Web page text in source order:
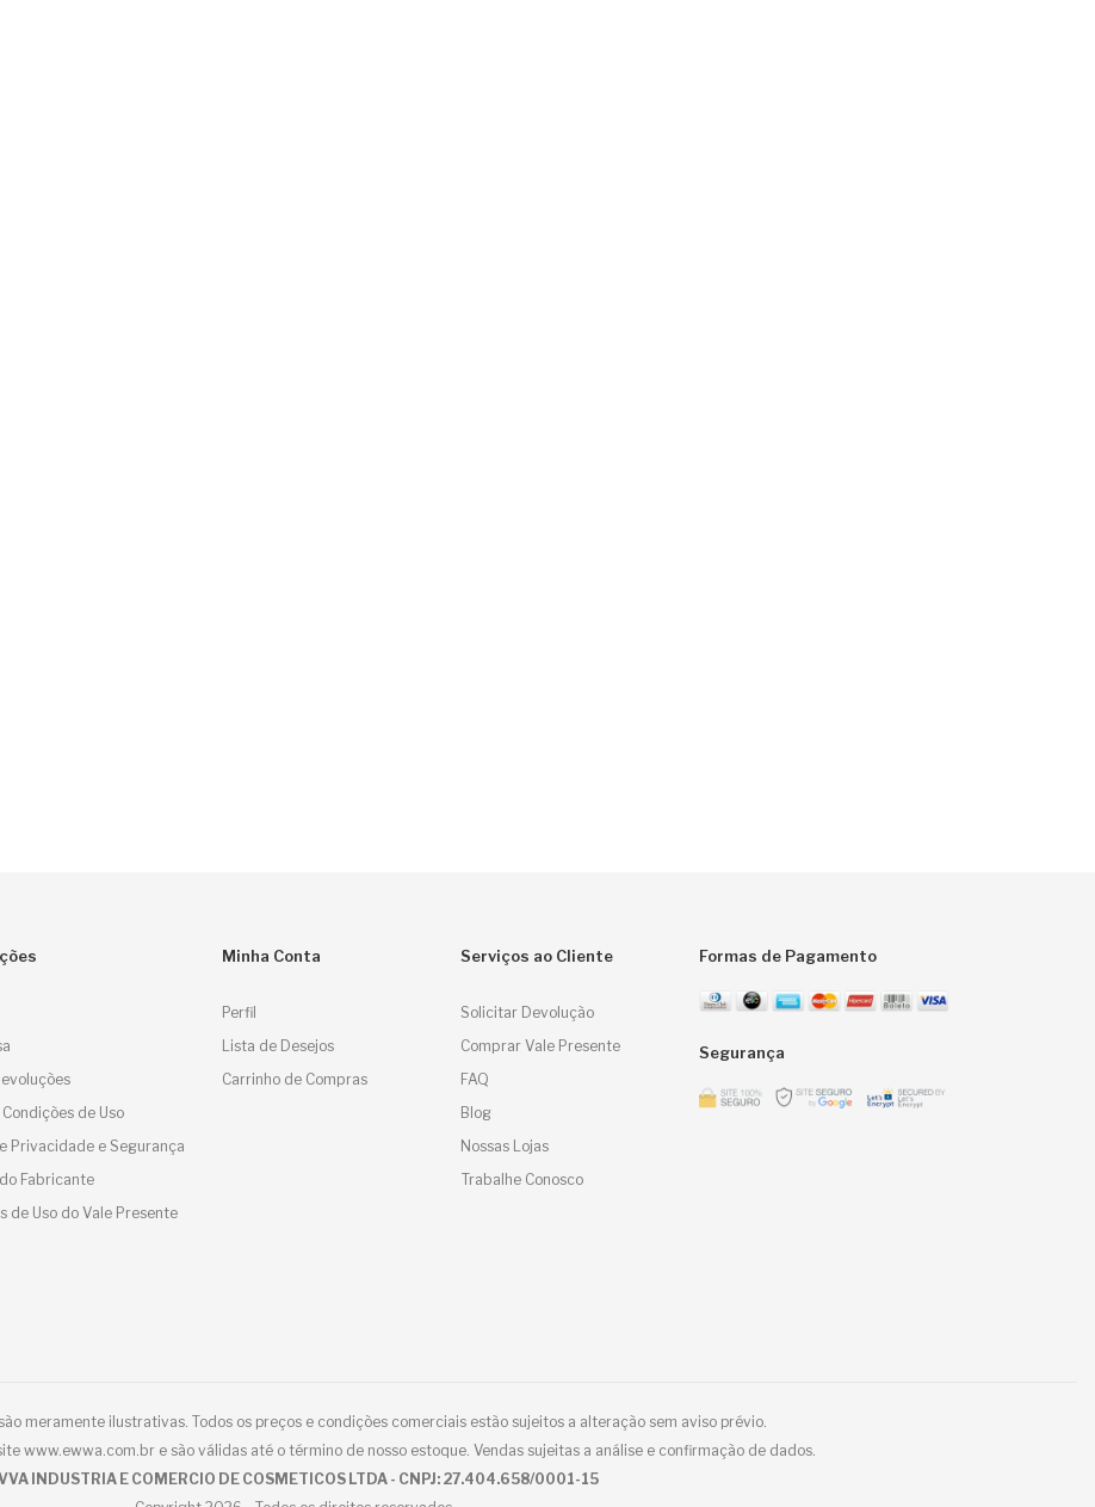
de Uso
Privacidade e Segurança
Fabricante
de Uso do Vale Presente
Minha Conta
Perfil
Lista de Desejos
Carrinho de Compras
Serviços ao Cliente
Solicitar Devolução
Comprar Vale Presente
FAQ
Blog
Nossas Lojas
Trabalhe Conosco
Formas de Pagamento
Segurança
meramente ilustrativas. Todos os preços e condições comerciais estão sujeitos a alteração sem aviso prévio.
www.ewwa.com.br e são válidas até o término de nosso estoque. Vendas sujeitas a análise e confirmação de dados.
INDUSTRIA E COMERCIO DE COSMETICOS LTDA - CNPJ: 27.404.658/0001-15